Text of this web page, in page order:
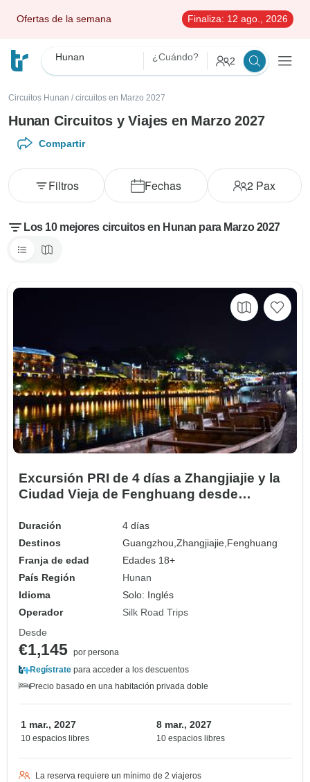
Ofertas de la semana Finaliza: 12 ago., 2026
Hunan ¿Cuándo? 2
Circuitos Hunan / circuitos en Marzo 2027
Hunan Circuitos y Viajes en Marzo 2027
Compartir
Fechas 2 Pax
Filtros
Los 10 mejores circuitos en Hunan para Marzo 2027
Excursión PRI de 4 días a Zhangjiajie y la
Ciudad Vieja de Fenghuang desde
Duración
4 días
Destinos
Guangzhou,Zhangjiajie, Fenghuang
Franja de edad
Edades 18+
País Región
Hunan
Idioma
Solo: Inglés
Operador
Silk Road Trips
Desde
€1,145 por persona
Regístrate para acceder a los descuentos
Precio basado en una habitación privada doble
1 mar., 2027
10 espacios libres
8 mar., 2027
10 espacios libres
La reserva requiere un mínimo de 2 viajeros